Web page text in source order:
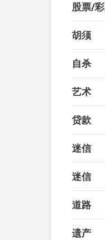
股票/
胡须
自杀
艺术
贷款
迷信
迷信
道路
遗产